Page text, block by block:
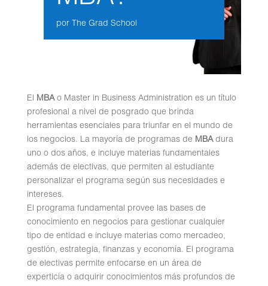
por The Grad School
El MBAo Master in Business Administration es un título
profesional a nivel de posgrado que brinda
herramientas esenciales para triunfar en el mundo de
los negocios. La mayoría de programas de MBAdura
uno o dos años, e incluye materias fundamentales
además de electivas, que permiten al estudiante
personalizar el programa según sus necesidades e
intereses.
El programa fundamental provee las bases de
conocimiento en negocios para gestionar cualquier
tipo de entidad e incluye materias como mercadeo,
gestión, estrategia, finanzas y economía. El programa
de electivas permite enfocarse en un área de
experticia o adquirir conocimientos más profundos de